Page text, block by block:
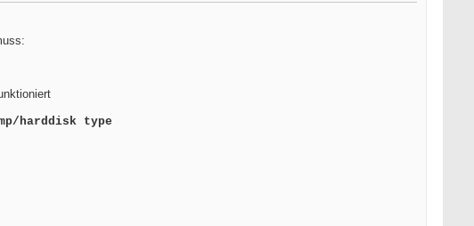
harddisk type